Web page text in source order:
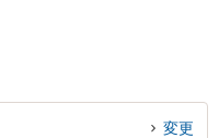
変更